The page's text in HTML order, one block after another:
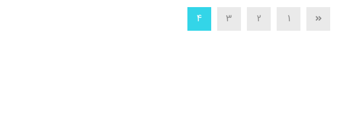
1
2
3
4